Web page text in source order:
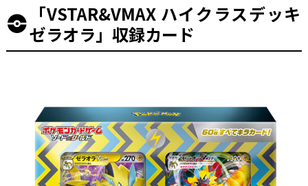
「VSTAR&VMAX ハイクラスデッキ
ゼラオラ」収録カード